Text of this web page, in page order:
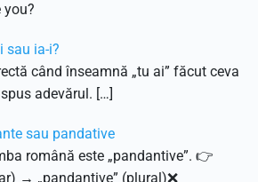
sau ia-i?
când înseamnă „tu ai” făcut ceva
adevărul. […]
sau pandative
română este „pandantive”. 👉
→ „pandantive” (plural)❌